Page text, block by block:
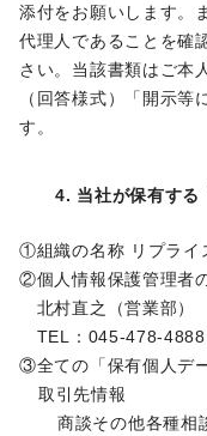
添付をお願いします。
代理人であることを確
さい。当該書類はご本
（回答様式）「開示等
す。
4. 当社が保有する
①組織の名称 リプライ
②個人情報保護管理者
北村直之（営業部）
TEL：045-478-4888
③全ての「保有個人デ
取引先情報
商談その他各種相